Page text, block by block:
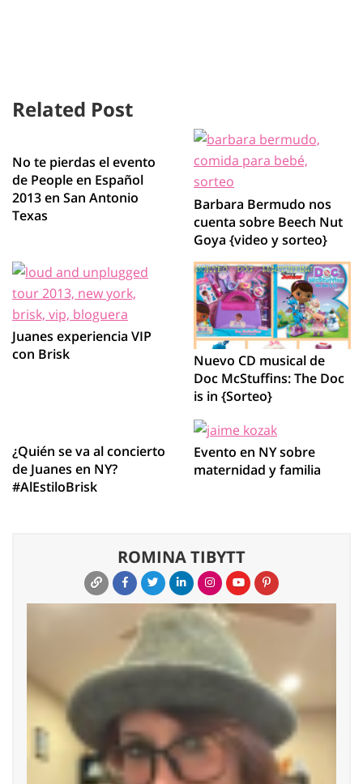
Related Post
No te pierdas el evento
de People en Español
2013 en San Antonio
Texas
Barbara Bermudo nos
cuenta sobre Beech Nut
Goya {video y sorteo}
Juanes experiencia VIP
con Brisk
Nuevo CD musical de
Doc McStuffins: The Doc
is in {Sorteo}
¿Quién se va al concierto
de Juanes en NY?
#AlEstiloBrisk
Evento en NY sobre
maternidad y familia
ROMINA TIBYTT